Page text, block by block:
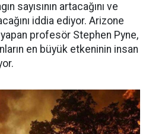
sayısının artacağını ve
iddia ediyor. Arizone
profesör Stephen Pyne,
en büyük etkeninin insan